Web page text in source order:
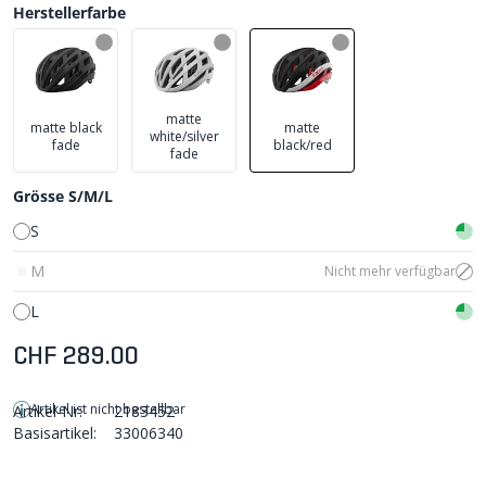
Herstellerfarbe
matte black
fade
matte
white/silver
fade
matte
black/red
Grösse S/M/L
S
M
Nicht mehr verfügbar
L
CHF 289.00
Artikel ist nicht bestellbar
Artikel-Nr:
2183452
Basisartikel:
33006340